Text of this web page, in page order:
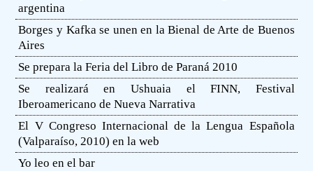
argentina
Borges y Kafka se unen en la Bienal de Arte de Buenos
Aires
Se prepara la Feria del Libro de Paraná 2010
Se realizará en Ushuaia el FINN, Festival
Iberoamericano de Nueva Narrativa
El V Congreso Internacional de la Lengua Española
(Valparaíso, 2010) en la web
Yo leo en el bar